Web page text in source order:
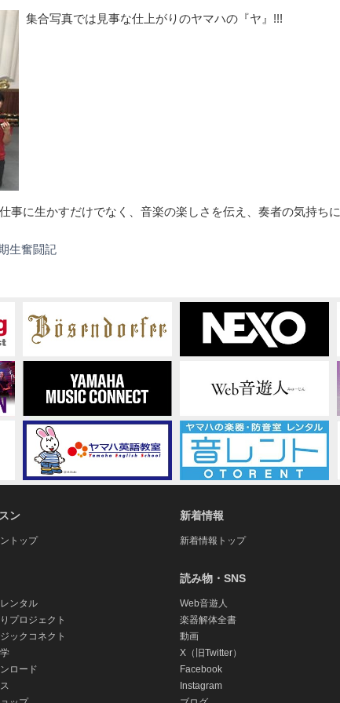
集合写真では見事な仕上がりのヤマハの『ヤ』!!!
に生かすだけでなく、音楽の楽しさを伝え、奏者の気持ち
生奮闘記
記
6
～
ン
トップ
ンタル
プロジェクト
ックコネクト
ロード
新着情報
新着情報トップ
読み物・SNS
Web音遊人
楽器解体全書
動画
X（旧Twitter）
Facebook
Instagram